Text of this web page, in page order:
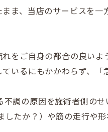
ま、当店のサービスを一
をご自身の都合の良いよ
いるにもかかわらず、
調の原因を施術者側のせ
たか？）や筋の走行や